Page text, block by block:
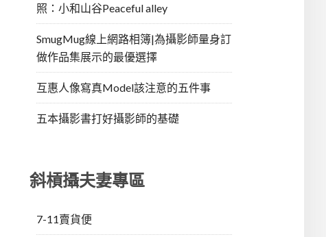
照：小和山谷Peaceful alley
SmugMug線上網路相簿|為攝影師量身訂
做作品集展示的最優選擇
互惠人像寫真Model該注意的五件事
五本攝影書打好攝影師的基礎
斜槓攝夫妻專區
7-11賣貨便